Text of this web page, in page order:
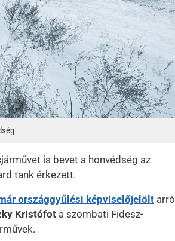
is bevet a honvédség az
tank érkezett.
országgyűlési képviselőjelölt arról
Kristófot a szombati Fidesz-